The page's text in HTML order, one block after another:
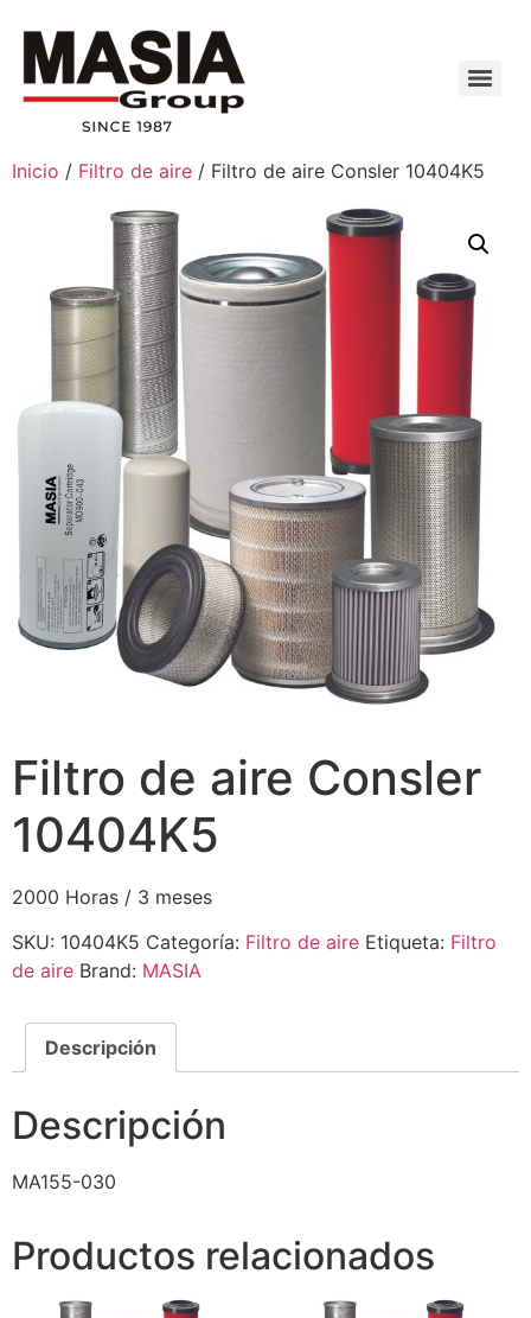
Inicio / Filtro de aire / Filtro de aire Consler 10404K5
Filtro de aire Consler
10404K5
2000 Horas / 3 meses
SKU: 10404K5 Categoría: Filtro de aire Etiqueta: Filtro
de aire Brand: MASIA
Descripción
Descripción
MA155-030
Productos relacionados